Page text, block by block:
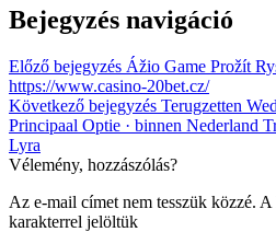
Bejegyzés navigáció
Előző bejegyzés Ážio Game Prožít
https://www.casino-20bet.cz/
Következő bejegyzés Terugzetten
Principaal Optie · binnen Nederland
Lyra
Vélemény, hozzászólás?
Az e-mail címet nem tesszük közzé. A
karakterrel jelöltük